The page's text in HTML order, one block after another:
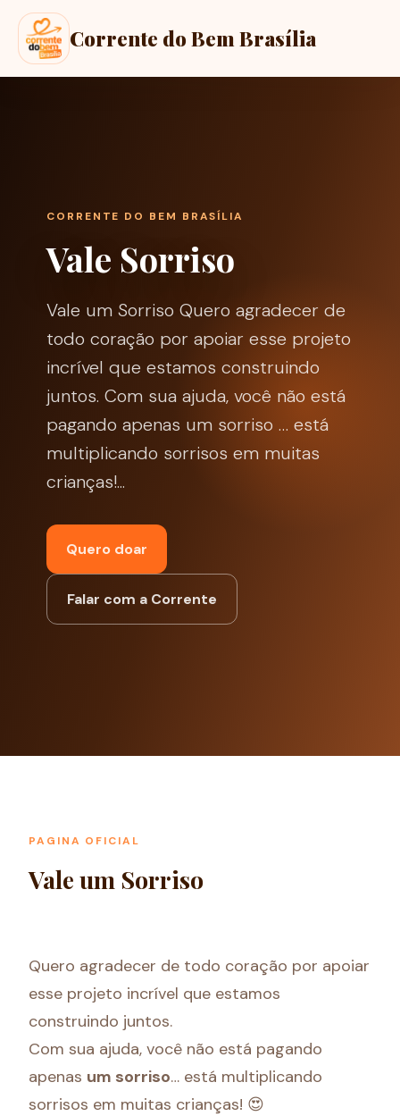
Corrente do Bem Brasília
CORRENTE DO BEM BRASÍLIA
Vale Sorriso
Vale um Sorriso Quero agradecer de
todo coração por apoiar esse projeto
incrível que estamos construindo
juntos. Com sua ajuda, você não está
pagando apenas um sorriso … está
multiplicando sorrisos em muitas
crianças!...
Quero doar
Falar com a Corrente
PAGINA OFICIAL
Vale um Sorriso
Quero agradecer de todo coração por apoiar
esse projeto incrível que estamos
construindo juntos.
Com sua ajuda, você não está pagando
apenas um sorriso… está multiplicando
sorrisos em muitas crianças! 😍